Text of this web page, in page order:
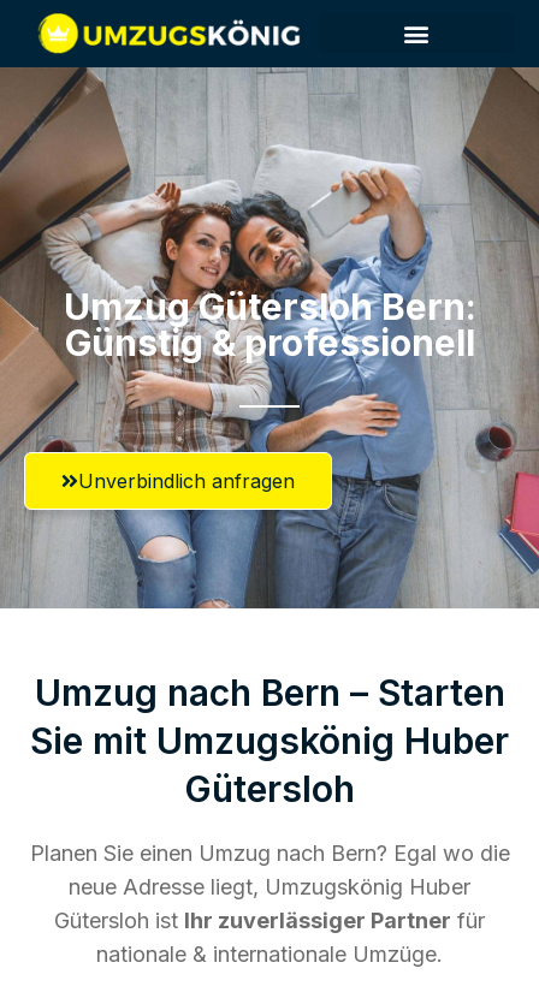
Umzug Gütersloh​ Bern:
Günstig & professionell​
Unverbindlich anfragen
Umzug nach Bern – Starten
Sie mit Umzugskönig Huber
Gütersloh
Planen Sie einen Umzug nach Bern? Egal wo die
neue Adresse liegt, Umzugskönig Huber
Gütersloh ist Ihr zuverlässiger Partner für
nationale & internationale Umzüge.